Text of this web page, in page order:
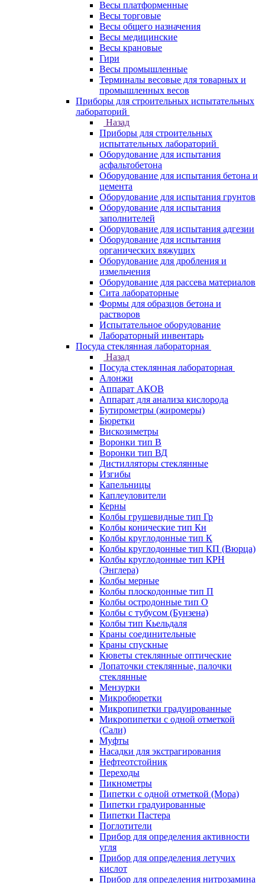
Весы платформенные
Весы торговые
Весы общего назначения
Весы медицинские
Весы крановые
Гири
Весы промышленные
Терминалы весовые для товарных и
промышленных весов
Приборы для строительных испытательных
лабораторий
Назад
Приборы для строительных
испытательных лабораторий
Оборудование для испытания
асфальтобетона
Оборудование для испытания бетона и
цемента
Оборудование для испытания грунтов
Оборудование для испытания
заполнителей
Оборудование для испытания адгезии
Оборудование для испытания
органических вяжущих
Оборудование для дробления и
измельчения
Оборудование для рассева материалов
Сита лабораторные
Формы для образцов бетона и
растворов
Испытательное оборудование
Лабораторный инвентарь
Посуда стеклянная лабораторная
Назад
Посуда стеклянная лабораторная
Алонжи
Аппарат АКОВ
Аппарат для анализа кислорода
Бутирометры (жиромеры)
Бюретки
Вискозиметры
Воронки тип В
Воронки тип ВД
Дистилляторы стеклянные
Изгибы
Капельницы
Каплеуловители
Керны
Колбы грушевидные тип Гр
Колбы конические тип Кн
Колбы круглодонные тип К
Колбы круглодонные тип КП (Вюрца)
Колбы круглодонные тип КРН
(Энглера)
Колбы мерные
Колбы плоскодонные тип П
Колбы остродонные тип О
Колбы с тубусом (Бунзена)
Колбы тип Кьельдаля
Краны соединительные
Краны спускные
Кюветы стеклянные оптические
Лопаточки стеклянные, палочки
стеклянные
Мензурки
Микробюретки
Микропипетки градуированные
Микропипетки с одной отметкой
(Сали)
Муфты
Насадки для экстрагирования
Нефтеотстойник
Переходы
Пикнометры
Пипетки с одной отметкой (Мора)
Пипетки градуированные
Пипетки Пастера
Поглотители
Прибор для определения активности
угля
Прибор для определения летучих
кислот
Прибор для определения нитрозамина